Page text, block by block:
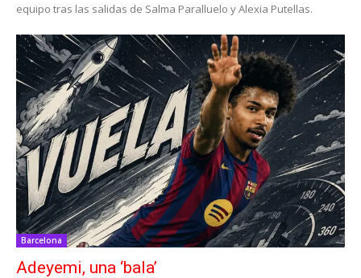
equipo tras las salidas de Salma Paralluelo y Alexia Putellas.
Barcelona
Adeyemi, una ‘bala’